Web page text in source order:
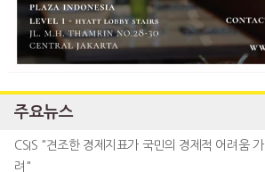
주요뉴스
CSIS "견조한 경제지표가 국민의 경제적 어려움 가
려"